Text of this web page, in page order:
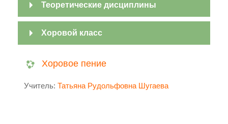
Теоретические дисциплины
Хоровой класс
Хоровое пение
Учитель: Татьяна Рудольфовна Шугаева